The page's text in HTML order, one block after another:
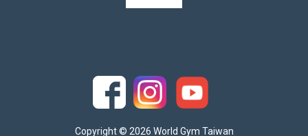
歡迎訂閱文章，我們會送消除